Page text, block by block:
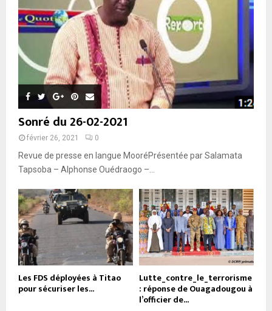
Sonré du 26-02-2021
février 26, 2021 0
Revue de presse en langue MooréPrésentée par Salamata
Tapsoba – Alphonse Ouédraogo –...
Les FDS déployées à Titao
pour sécuriser les...
Lutte_contre_le_terrorisme
: réponse de Ouagadougou à
l’officier de...